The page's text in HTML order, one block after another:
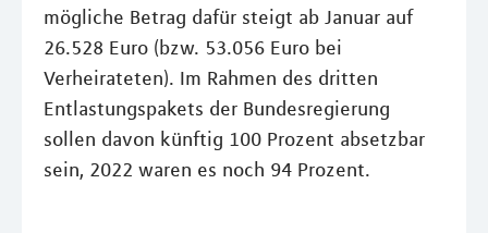
mögliche Betrag dafür steigt ab Januar auf
26.528 Euro (bzw. 53.056 Euro bei
Verheirateten). Im Rahmen des dritten
Entlastungspakets der Bundesregierung
sollen davon künftig 100 Prozent absetzbar
sein, 2022 waren es noch 94 Prozent.